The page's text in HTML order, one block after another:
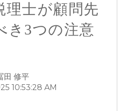
理士が顧問先
き3つの注意
田 修平
10:53:28 AM